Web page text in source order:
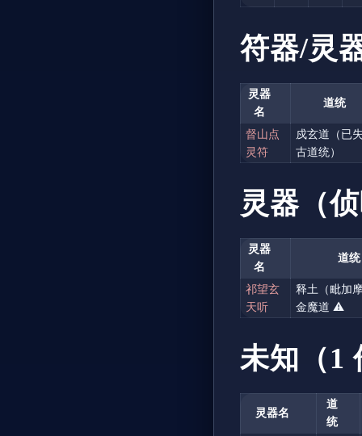
符器/灵
灵器
名
道统
督山点
灵符
戍玄道（已
古道统）
灵器（
灵器
名
道统
祁望玄
天听
释土（毗加
金魔道 ⚠️
未知（1
灵器名
道
统